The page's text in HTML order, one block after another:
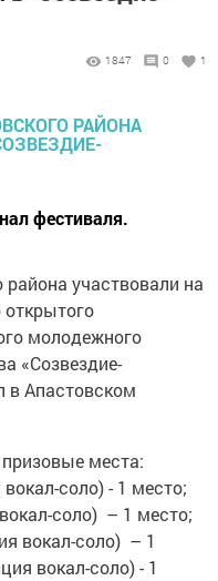
1847 0 1
фестиваля.
участвовали на
открытого
молодежного
«Созвездие-
в Апастовском
места:
соло) - 1 место;
соло) – 1 место;
вокал-соло) – 1
вокал-соло) - 1